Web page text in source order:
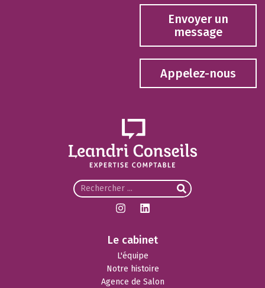
Envoyer un
message
Appelez-nous
Le cabinet
L'équipe
Notre histoire
Agence de Salon